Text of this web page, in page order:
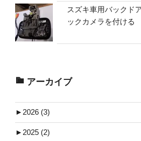
スズキ車用バックド
ックカメラを付ける
アーカイブ
► 2026 (3)
► 2025 (2)